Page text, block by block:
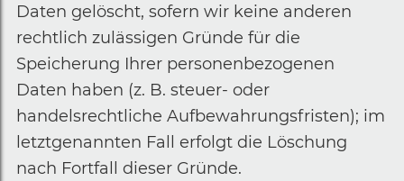
Daten gelöscht, sofern wir keine anderen
rechtlich zulässigen Gründe für die
Speicherung Ihrer personenbezogenen
Daten haben (z. B. steuer- oder
handelsrechtliche Aufbewahrungsfristen); im
letztgenannten Fall erfolgt die Löschung
nach Fortfall dieser Gründe.